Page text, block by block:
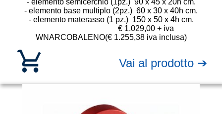
- elemento semicerchio (1pz.) 90 x 45 x 20h cm.
- elemento base multiplo (2pz.) 60 x 30 x 40h cm.
- elemento materasso (1 pz.) 150 x 50 x 4h cm.
WNARCOBALENO
€ 1.029,00 + iva
(€ 1.255,38 iva inclusa)
Vai al prodotto ➔